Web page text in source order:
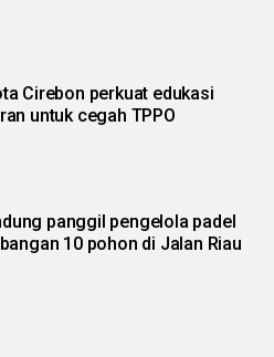
Cirebon perkuat edukasi
untuk cegah TPPO
panggil pengelola padel
10 pohon di Jalan Riau